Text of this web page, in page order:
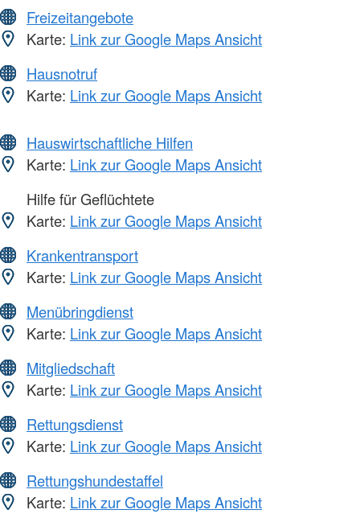
Freizeitangebote
Karte: Link zur Google Maps Ansicht
Hausnotruf
Karte: Link zur Google Maps Ansicht
Hauswirtschaftliche Hilfen
Karte: Link zur Google Maps Ansicht
Hilfe für Geflüchtete
Karte: Link zur Google Maps Ansicht
Krankentransport
Karte: Link zur Google Maps Ansicht
Menübringdienst
Karte: Link zur Google Maps Ansicht
Mitgliedschaft
Karte: Link zur Google Maps Ansicht
Rettungsdienst
Karte: Link zur Google Maps Ansicht
Rettungshundestaffel
Karte: Link zur Google Maps Ansicht